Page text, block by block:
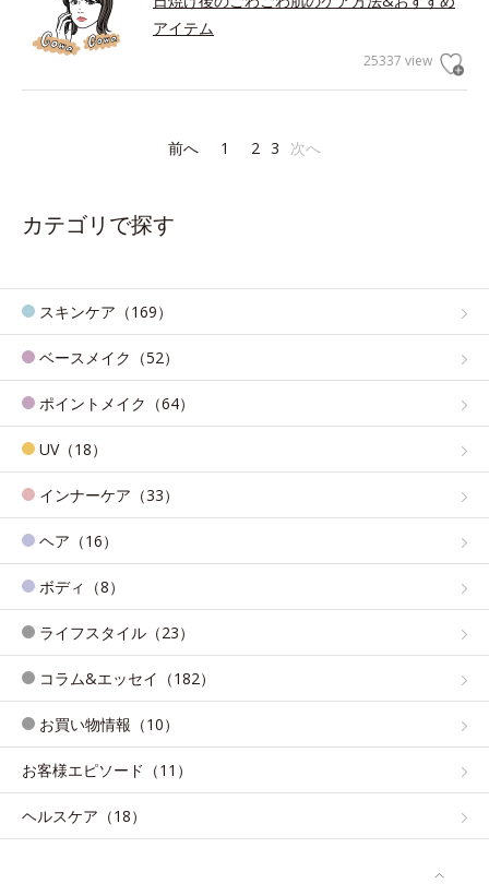
アイテム
25337 view
前へ 1 2 3 次へ
カテゴリで探す
スキンケア（169）
ベースメイク（52）
ポイントメイク（64）
UV（18）
インナーケア（33）
ヘア（16）
ボディ（8）
ライフスタイル（23）
コラム&エッセイ（182）
お買い物情報（10）
お客様エピソード（11）
ヘルスケア（18）